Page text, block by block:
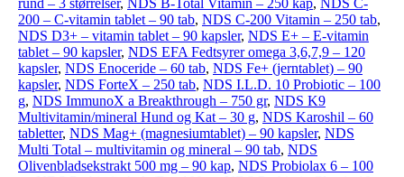
rund – 3 størrelser, NDS B-Total Vitamin – 250 kap, NDS C-
200 – C-vitamin tablet – 90 tab, NDS C-200 Vitamin – 250 tab,
NDS D3+ – vitamin tablet – 90 kapsler, NDS E+ – E-vitamin
tablet – 90 kapsler, NDS EFA Fedtsyrer omega 3,6,7,9 – 120
kapsler, NDS Enoceride – 60 tab, NDS Fe+ (jerntablet) – 90
kapsler, NDS ForteX – 250 tab, NDS I.L.D. 10 Probiotic – 100
g, NDS ImmunoX a Breakthrough – 750 gr, NDS K9
Multivitamin/mineral Hund og Kat – 30 g, NDS Karoshil – 60
tabletter, NDS Mag+ (magnesiumtablet) – 90 kapsler, NDS
Multi Total – multivitamin og mineral – 90 tab, NDS
Olivenbladsekstrakt 500 mg – 90 kap, NDS Probiolax 6 – 100